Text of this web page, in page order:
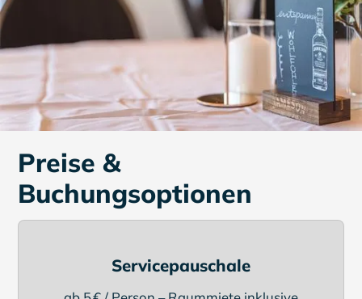
Preise &
Buchungsoptionen
Servicepauschale